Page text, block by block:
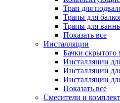
Трап для
Трапы для
Трапы для
Показать все
Инсталляции
Бачки скрытого
Инсталляции
Инсталляции
Инсталляции
Показать все
Смесители и